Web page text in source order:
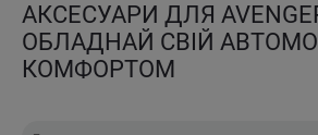
АКСЕСУАРИ ДЛЯ
ОБЛАДНАЙ СВІЙ
КОМФОРТОМ